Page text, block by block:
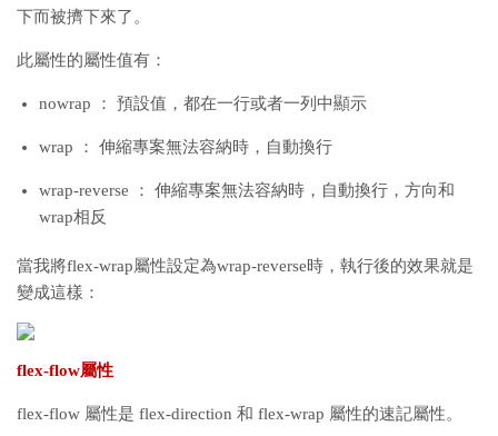
下而被擠下來了。
此屬性的屬性值有：
nowrap ： 預設值，都在一行或者一列中顯示
wrap ： 伸縮專案無法容納時，自動換行
wrap-reverse ： 伸縮專案無法容納時，自動換行，方向和
wrap相反
當我將flex-wrap屬性設定為wrap-reverse時，執行後的效果就是
變成這樣：
flex-flow屬性
flex-flow 屬性是 flex-direction 和 flex-wrap 屬性的速記屬性。